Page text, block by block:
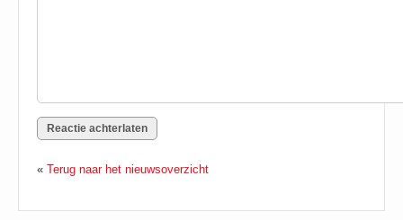
« Terug naar het nieuwsoverzicht